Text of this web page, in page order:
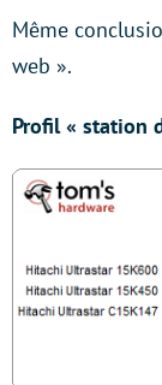
Même
web ».
Profil « station